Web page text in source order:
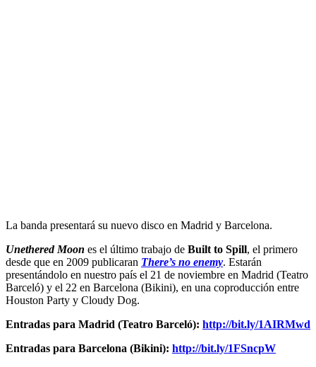
La banda presentará su nuevo disco en Madrid y Barcelona.
Unethered Moon es el último trabajo de Built to Spill, el primero
desde que en 2009 publicaran There’s no enemy. Estarán
presentándolo en nuestro país el 21 de noviembre en Madrid (Teatro
Barceló) y el 22 en Barcelona (Bikini), en una coproducción entre
Houston Party y Cloudy Dog.
Entradas para Madrid (Teatro Barceló): http://bit.ly/1AIRMwd
Entradas para Barcelona (Bikini): http://bit.ly/1FSncpW